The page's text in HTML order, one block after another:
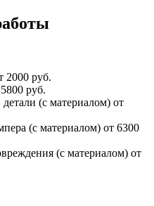
2000 руб.
руб.
(с материалом) от
(с материалом) от 6300
(с материалом) от